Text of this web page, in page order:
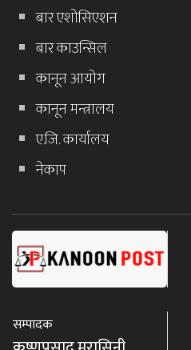
बार एशोसिएशन
बार काउन्सिल
कानून आयोग
कानून मन्त्रालय
ए.जि. कार्यालय
नेकाप
सम्पादक